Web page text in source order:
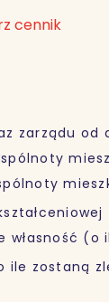
cennik
zarządu od
(o
ile zostaną